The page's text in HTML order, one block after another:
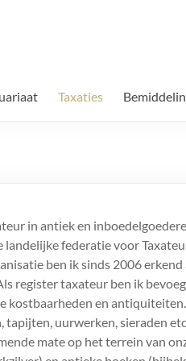
Taxaties
in antiek en
landelijke federatie voor
ben ik sinds 2006
register taxateur ben ik
kostbaarheden en
uurwerken, sieraden
mate op het terrein van